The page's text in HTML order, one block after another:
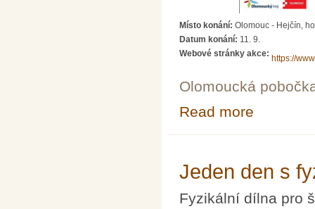
Místo konání: Olomouc - Hejčín,
Datum konání: 11. 9.
Webové stránky akce:
https://
Olomoucká
Read more
Jeden den s
Fyzikální dílna pro